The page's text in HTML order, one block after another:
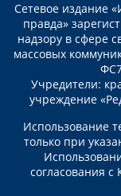
Сетевое издание
правда»
надзору в сфере
массовых
Учредители:
учреждение
Использование
только при
согласования с